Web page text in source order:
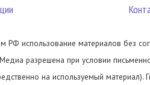
РФ использование материалов без
разрешена при условии
на используемый материал).